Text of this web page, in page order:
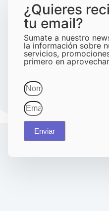
¿Quieres
tu email?
Sumate a nuestro
la información sobre
servicios,
primero en
Enviar